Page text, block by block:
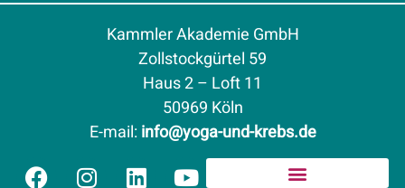
Kammler Akademie GmbH
Zollstockgürtel 59
Haus 2 – Loft 11
50969 Köln
E-mail:info@yoga-und-krebs.de